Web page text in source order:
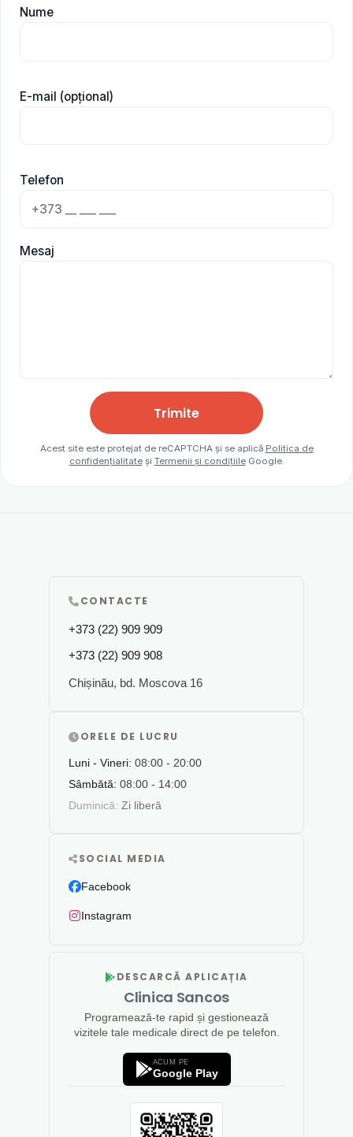
Nume
E-mail (opțional)
Telefon
Mesaj
Trimite
Acest site este protejat de reCAPTCHA și se aplică Politica de
confidențialitateși Termenii și condițiileGoogle.
CONTACTE
+373 (22) 909 909
+373 (22) 909 908
Chișinău, bd. Moscova 16
ORELE DE LUCRU
Luni - Vineri: 08:00 - 20:00
Sâmbătă: 08:00 - 14:00
Duminică: Zi liberă
SOCIAL MEDIA
Facebook
Instagram
DESCARCĂ APLICAȚIA
Clinica Sancos
Programează-te rapid și gestionează
vizitele tale medicale direct de pe telefon.
ACUM PE
Google Play